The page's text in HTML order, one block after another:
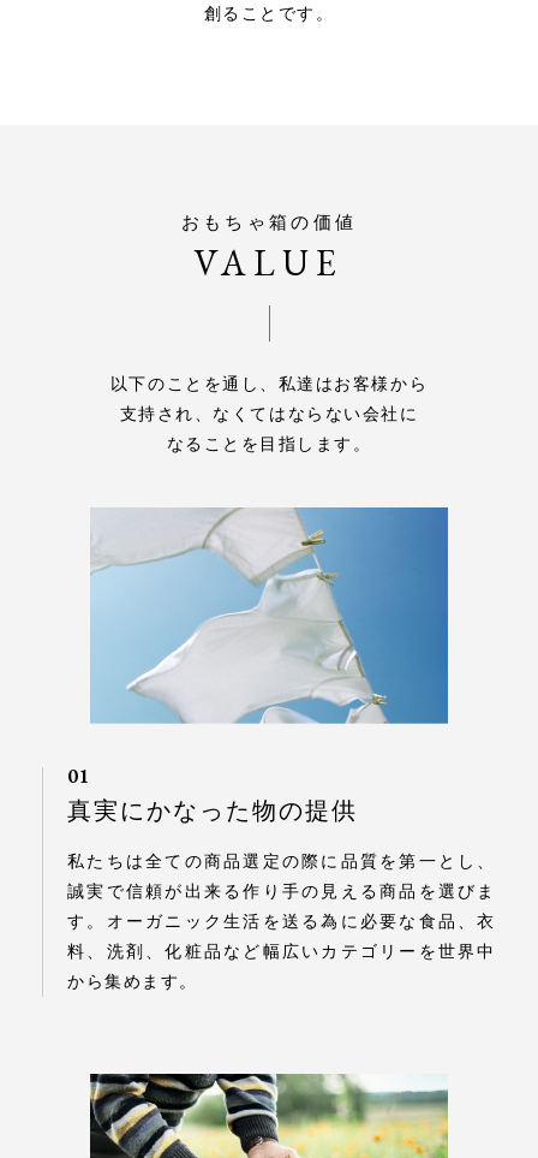
創ることです。
おもちゃ箱の価値
VALUE
以下のことを通し、私達はお客様から
支持され、なくてはならない会社に
なることを目指します。
01
真実にかなった物の提供
私たちは全ての商品選定の際に品質を第一とし、
誠実で信頼が出来る作り手の見える商品を選びま
す。オーガニック生活を送る為に必要な食品、衣
料、洗剤、化粧品など幅広いカテゴリーを世界中
から集めます。